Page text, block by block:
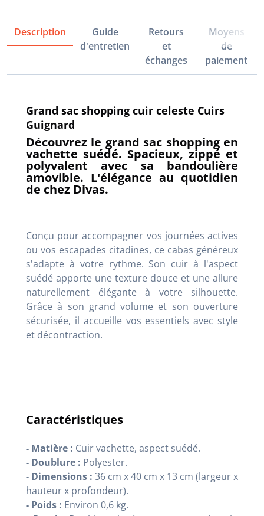
Description
Guide
d'entretien
Retours
et
échanges
Moyens
de
paiement
Grand sac shopping cuir celeste Cuirs
Guignard
Découvrez le grand sac shopping en
vachette suédé. Spacieux, zippé et
polyvalent avec sa bandoulière
amovible. L'élégance au quotidien
de chez Divas.
Conçu pour accompagner vos journées actives
ou vos escapades citadines, ce cabas généreux
s'adapte à votre rythme. Son cuir à l'aspect
suédé apporte une texture douce et une allure
naturellement élégante à votre silhouette.
Grâce à son grand volume et son ouverture
sécurisée, il accueille vos essentiels avec style
et décontraction.
Caractéristiques
- Matière : Cuir vachette, aspect suédé.
- Doublure : Polyester.
- Dimensions : 36 cm x 40 cm x 13 cm (largeur x
hauteur x profondeur).
- Poids : Environ 0,6 kg.